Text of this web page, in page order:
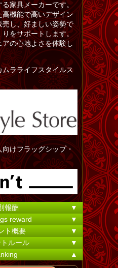
家具メーカーです。
機能で高いデザイン
し、好ましい姿勢で
をサポートします。
の心地よさを体験し
ラライフスタイルス
けフラッグシップ・
報酬
▼
reward
▼
ト概要
▼
ルール
▼
▲